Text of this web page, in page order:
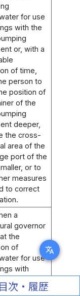
translate
for use
with the
or, with a
of time,
person to
position of
of the
deeper,
the cross-
area of the
port of the
or to
measures
to correct
a
governor
the
of
for use
with
equipment
目次・履歴